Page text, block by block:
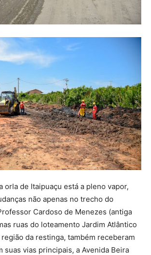
orla de Itaipuaçu está a pleno vapor,
não apenas no trecho do
Cardoso de Menezes (antiga
ruas do loteamento Jardim Atlântico
da restinga, também receberam
suas vias principais, a Avenida Beira